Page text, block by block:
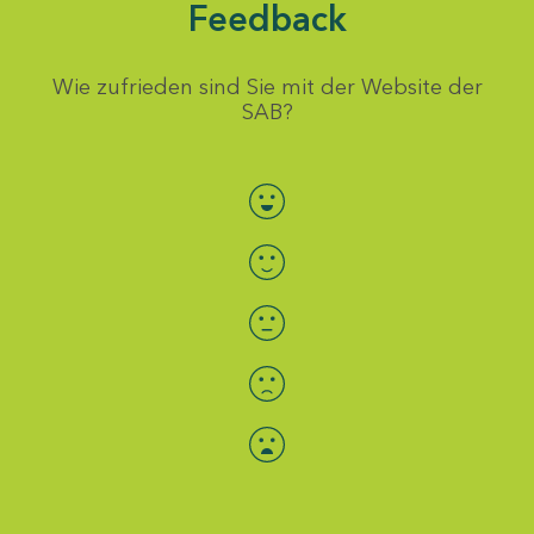
Feedback
Wie zufrieden sind Sie mit der Website der
SAB?
Bewertung auswählen